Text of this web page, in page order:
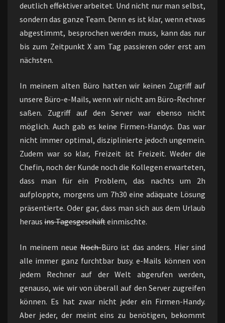
deutlich effektiver arbeitet. Und nicht nur man selbst,
sondern das ganze Team. Denn es ist klar, wenn etwas
abgestimmt, besprochen werden muss, kann das nur
bis zum Zeitpunkt X am Tag passieren oder erst am
nächsten.
In meinem alten Büro hatten wir keinen Zugriff auf
unsere Büro-e-Mails, wenn wir nicht am Büro-Rechner
saßen. Zugriff auf den Server war ebenso nicht
möglich. Auch gab es keine Firmen-Handys. Das war
nicht immer optimal, disziplinierte jedoch ungemein.
Zudem war so klar, Freizeit ist Freizeit. Weder die
Chefin, noch der Kunde noch die Kollegen erwarteten,
dass man für ein Problem, das nachts um 2h
aufploppte, morgens um 7h30 eine adäquate Lösung
präsentierte. Oder gar, dass man sich aus dem Urlaub
heraus ins Tagesgeschäfteinmischte.
In meinem neueNoch-Büro ist das anders. Hier sind
alle immer ganz furchtbar busy. e-Mails können von
jedem Rechner auf der Welt abgerufen werden,
genauso, wie wir von überall auf den Server zugreifen
können. Es hat zwar nicht jeder ein Firmen-Handy.
Aber jeder, der meint eins zu benötigen, bekommt